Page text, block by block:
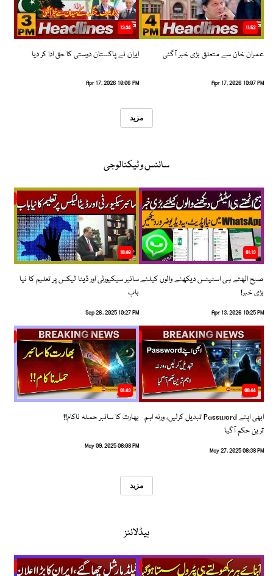
11:52
عمران خان سے متعلق بڑی خبر آگئی
Apr 17, 2026 10:07 PM
13:34
ایران نے پاکستان دوستی کا حق ادا کر دیا
Apr 17, 2026 10:06 PM
مزید
سائنس و ٹیکنالوجی
01:13
صبح اٹھتے ہی اسٹیٹس دیکھنے والوں کیلئے
بڑی خبر!
Apr 13, 2026 10:25 PM
10:48
سائبر سیکیورٹی اور ڈیٹا لیکس پر تعلیم کا نیا
باب
Sep 26, 2025 10:27 PM
00:44
ابھی اپنے Password تبدیل کرلیں، ورنہ اہم
ترین حکم آگیا
May 27, 2025 08:38 PM
01:43
بھارت کا سائبر حملہ ناکام!!
May 09, 2025 08:08 PM
مزید
ہیڈلائنز